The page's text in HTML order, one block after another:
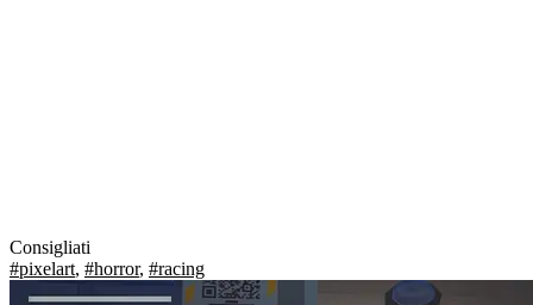
Consigliati
#pixelart, #horror, #racing